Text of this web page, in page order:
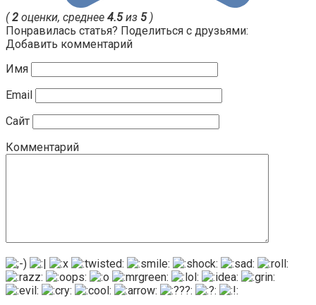
(2 оценки, среднее 4.5из 5)
Понравилась статья? Поделиться с друзьями:
Добавить комментарий
Имя
Email
Сайт
Комментарий